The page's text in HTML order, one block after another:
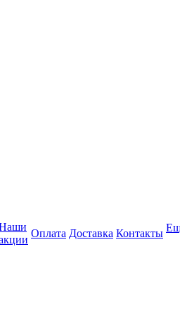
Оплата Доставка Контакты